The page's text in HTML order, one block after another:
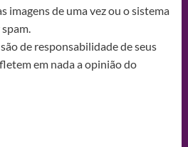
imagens de uma vez ou o sistema
de responsabilidade de seus
em nada a opinião do